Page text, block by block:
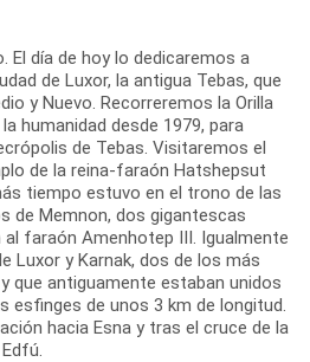
El día de hoy lo dedicaremos a
de Luxor, la antigua Tebas, que
y Nuevo. Recorreremos la Orilla
humanidad desde 1979, para
de Tebas. Visitaremos el
de la reina-faraón Hatshepsut
tiempo estuvo en el trono de las
de Memnon, dos gigantescas
faraón Amenhotep III. Igualmente
Luxor y Karnak, dos de los más
que antiguamente estaban unidos
esfinges de unos 3 km de longitud.
hacia Esna y tras el cruce de la